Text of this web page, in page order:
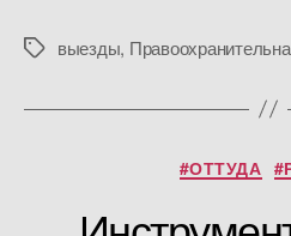
Меткивыезды,
#ОТТУДА